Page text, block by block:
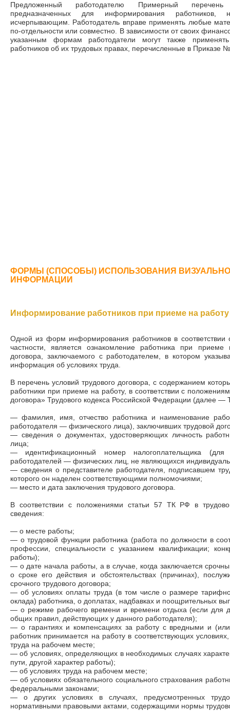
Предложенный работодателю Примерный перечень
предназначенных для информирования
исчерпывающим. Работодатель вправе применять любые
по-отдельности или совместно. В зависимости от своих
указанным формам работодатели могут также
работников об их трудовых правах, перечисленные в Приказе
ФОРМЫ (СПОСОБЫ) ИСПОЛЬЗОВАНИЯ
ИНФОРМАЦИИ
Информирование работников при приеме на работу
Одной из форм информирования работников в
частности, является ознакомление работника при
договора, заключаемого с работодателем, в котором
информация об условиях труда.
В перечень условий трудового договора, с содержанием
работники при приеме на работу, в соответствии с
договора» Трудового кодекса Российской Федерации (далее
— фамилия, имя, отчество работника и наименование
работодателя — физического лица), заключивших трудовой
— сведения о документах, удостоверяющих личность
лица;
— идентификационный номер налогоплательщика (для
работодателей — физических лиц, не являющихся
— сведения о представителе работодателя, подписавшем
которого он наделен соответствующими полномочиями;
— место и дата заключения трудового договора.
В соответствии с положениями статьи 57 ТК РФ в
сведения:
— о месте работы;
— о трудовой функции работника (работа по должности в
профессии, специальности с указанием квалификации;
работы);
— о дате начала работы, а в случае, когда заключается
о сроке его действия и обстоятельствах (причинах),
срочного трудового договора;
— об условиях оплаты труда (в том числе о размере
оклада) работника, о доплатах, надбавках и поощрительных
— о режиме рабочего времени и времени отдыха (если для
общих правил, действующих у данного работодателя);
— о гарантиях и компенсациях за работу с вредными и
работник принимается на работу в соответствующих
труда на рабочем месте;
— об условиях, определяющих в необходимых случаях
пути, другой характер работы);
— об условиях труда на рабочем месте;
— об условиях обязательного социального страхования
федеральными законами;
— о других условиях в случаях, предусмотренных
нормативными правовыми актами, содержащими нормы